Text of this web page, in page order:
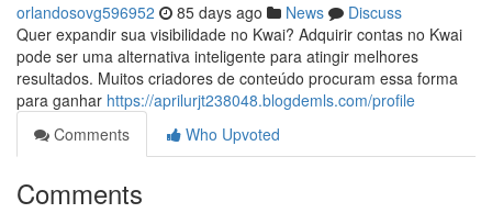
orlandosovg596952 85 days ago News
Discuss
Quer expandir sua visibilidade no Kwai? Adquirir contas no Kwai
pode ser uma alternativa inteligente para atingir melhores
resultados. Muitos criadores de conteúdo procuram essa forma
para ganhar https://aprilurjt238048.blogdemls.com/profile
Comments
Who Upvoted
Comments